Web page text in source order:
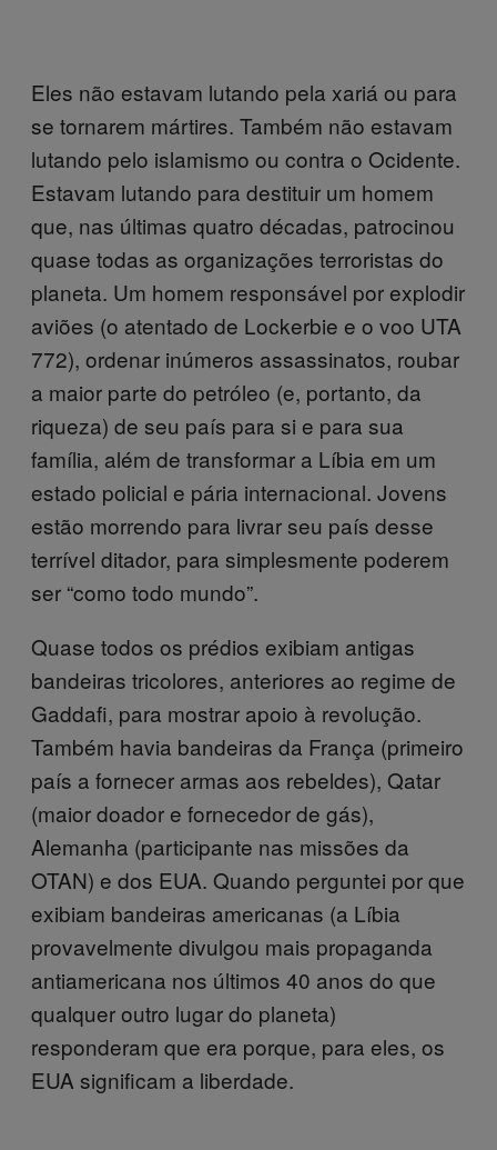
Eles não estavam lutando pela xariá ou para
se tornarem mártires. Também não estavam
lutando pelo islamismo ou contra o Ocidente.
Estavam lutando para destituir um homem
que, nas últimas quatro décadas, patrocinou
quase todas as organizações terroristas do
planeta. Um homem responsável por explodir
aviões (o atentado de Lockerbie e o voo UTA
772), ordenar inúmeros assassinatos, roubar
a maior parte do petróleo (e, portanto, da
riqueza) de seu país para si e para sua
família, além de transformar a Líbia em um
estado policial e pária internacional. Jovens
estão morrendo para livrar seu país desse
terrível ditador, para simplesmente poderem
ser “como todo mundo”.
Quase todos os prédios exibiam antigas
bandeiras tricolores, anteriores ao regime de
Gaddafi, para mostrar apoio à revolução.
Também havia bandeiras da França (primeiro
país a fornecer armas aos rebeldes), Qatar
(maior doador e fornecedor de gás),
Alemanha (participante nas missões da
OTAN) e dos EUA. Quando perguntei por que
exibiam bandeiras americanas (a Líbia
provavelmente divulgou mais propaganda
antiamericana nos últimos 40 anos do que
qualquer outro lugar do planeta)
responderam que era porque, para eles, os
EUA significam a liberdade.